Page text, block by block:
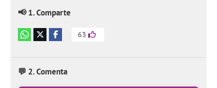
📢 1. Comparte
63
💬 2. Comenta